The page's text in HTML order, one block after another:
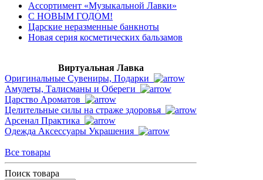
Ассортимент «Музыкальной Лавки»
С НОВЫМ ГОДОМ!
Царские неразменные банкноты
Новая серия косметических бальзамов
Виртуальная Лавка
Оригинальные Сувениры, Подарки
Амулеты, Талисманы и Обереги
Царство Ароматов
Целительные силы на страже здоровья
Арсенал Практика
Одежда Аксессуары Украшения
Все товары
Поиск товара